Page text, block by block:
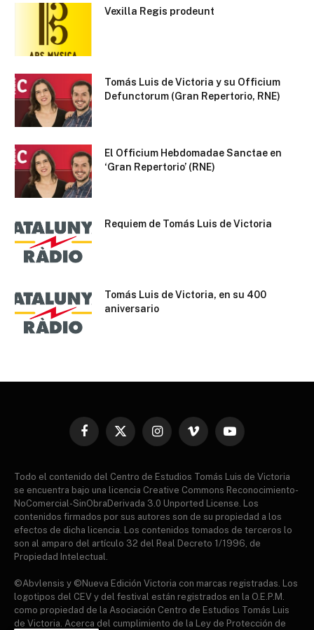
Vexilla Regis prodeunt
Tomás Luis de Victoria y su Officium
Defunctorum (Gran Repertorio, RNE)
El Officium Hebdomadae Sanctae en
‘Gran Repertorio’ (RNE)
Requiem de Tomás Luis de Victoria
Tomás Luis de Victoria, en su 400
aniversario
Facebook
X
InstagramVimeo YouTube
Todo el contenido del Centro de Estudios Tomás Luis de Victoria
se encuentra bajo una licencia Creative Commons Reconocimiento-
NoComercial-SinObraDerivada 3.0 Unported License. Los
contenidos firmados por sus autores son de su propiedad a los
efectos de dicha licencia. Los contenidos tomados de terceros lo
son al amparo del artículo 32 del Real Decreto 1/1996, de
Propiedad Intelectual.
©Abvlensis y ©Nueva Edición Victoria con marcas registradas. Los
logotipos del CEV y del festival están registrados en la O.E.P.M.
como propiedad de la Asociación Centro de Estudios Tomás Luis
de Victoria. Acerca del cumplimiento de la Ley de Protección de